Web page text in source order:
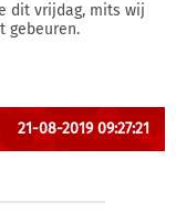
dit vrijdag, mits wij
gebeuren.
21-08-2019 09:27:21